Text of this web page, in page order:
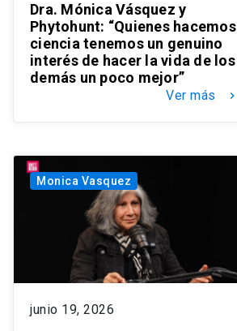
Dra. Mónica Vásquez y
Phytohunt: “Quienes hacemos
ciencia tenemos un genuino
interés de hacer la vida de los
demás un poco mejor”
Ver más keyboard_arrow_right
Monica Vasquez
junio 19, 2026